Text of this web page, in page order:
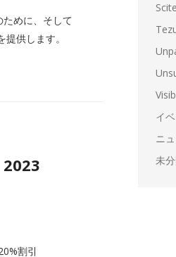
めに、そして
供します。
割引
Scite
イ
ニ
未